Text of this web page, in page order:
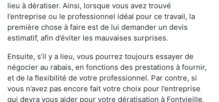
lieu à dératiser. Ainsi, lorsque vous avez trouvé
l’entreprise ou le professionnel idéal pour ce travail, la
première chose à faire est de lui demander un devis
estimatif, afin d’éviter les mauvaises surprises.
Ensuite, s’il y a lieu, vous pourrez toujours essayer de
négocier au rabais, en fonctions des prestations à fournir,
et de la flexibilité de votre professionnel. Par contre, si
vous n’avez pas encore fait votre choix pour l’entreprise
qui devra vous aider pour votre dératisation à Fontvieille,